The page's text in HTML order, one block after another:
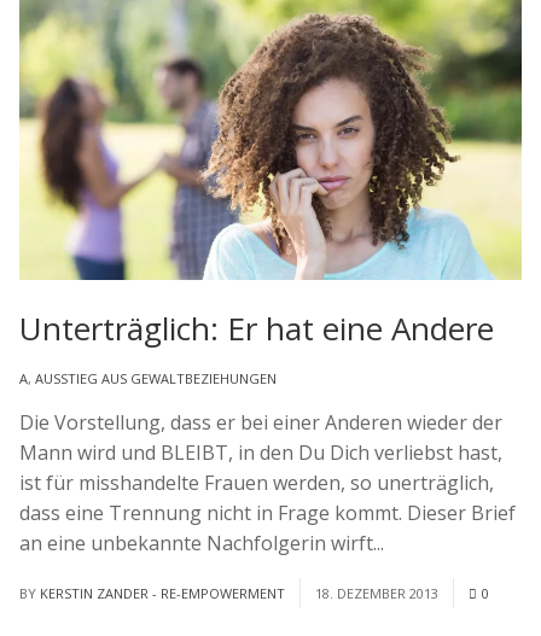
A, AUSSTIEG AUS GEWALTBEZIEHUNGEN
Unterträglich: Er hat eine Andere
Die Vorstellung, dass er bei einer Anderen wieder der
Mann wird und BLEIBT, in den Du Dich verliebst hast,
ist für misshandelte Frauen werden, so unerträglich,
dass eine Trennung nicht in Frage kommt. Dieser Brief
an eine unbekannte Nachfolgerin wirft...
BY KERSTIN ZANDER - RE-EMPOWERMENT 18. DEZEMBER 2013 0